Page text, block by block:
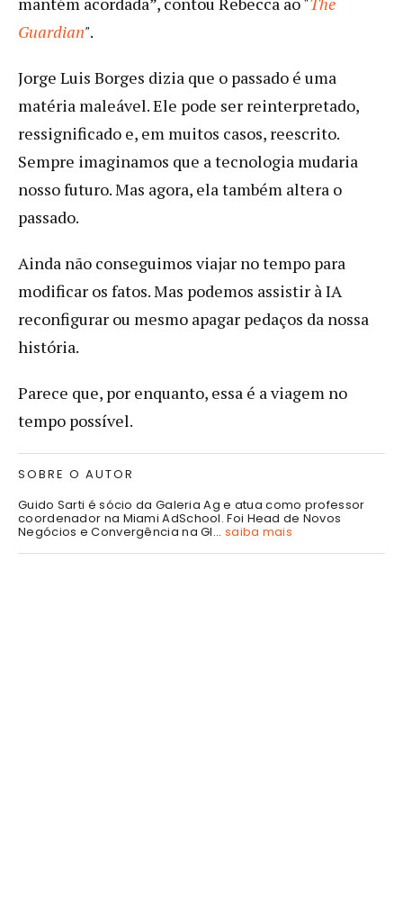
Guardian".
Jorge Luis Borges dizia que o passado é uma
matéria maleável. Ele pode ser reinterpretado,
ressignificado e, em muitos casos, reescrito.
Sempre imaginamos que a tecnologia mudaria
nosso futuro. Mas agora, ela também altera o
passado.
Ainda não conseguimos viajar no tempo para
modificar os fatos. Mas podemos assistir à IA
reconfigurar ou mesmo apagar pedaços da nossa
história.
Parece que, por enquanto, essa é a viagem no
tempo possível.
SOBRE O AUTOR
Guido Sarti é sócio da Galeria Ag e atua como professor
coordenador na Miami AdSchool. Foi Head de Novos
Negócios e Convergência na Gl... saiba mais